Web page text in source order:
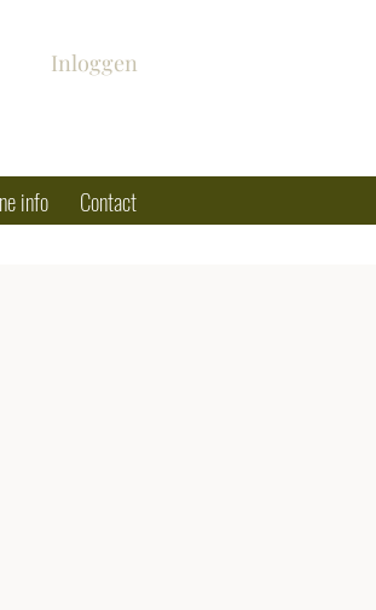
Inloggen
info Contact